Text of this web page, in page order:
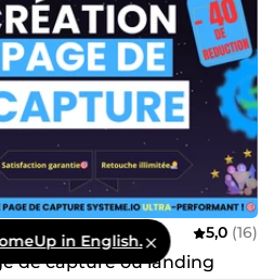
5,0 (16)
de capture ou landing
in English.